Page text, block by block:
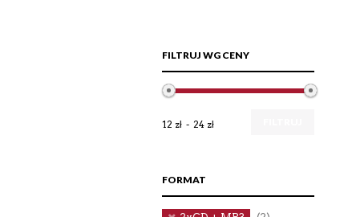
FILTRUJ WG CENY
12 zł 24 zł
FORMAT